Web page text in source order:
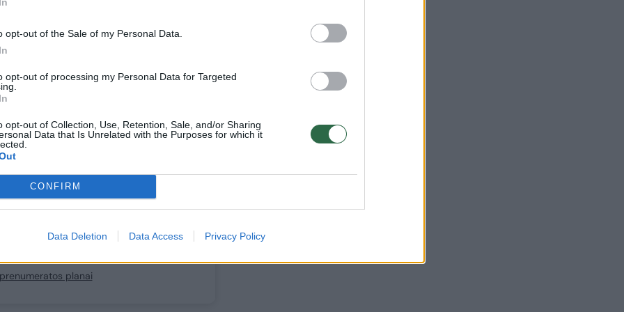
opt-out of the Sale of my Personal Data.
opt-out of processing my Personal Data for Targeted
opt-out of Collection, Use, Retention, Sale, and/or Sharing
Data that Is Unrelated with the Purposes for which it
CONFIRM
Data Deletion Data Access Privacy Policy
mūsų bendruomenės
prenumeratoriumi
1
planai